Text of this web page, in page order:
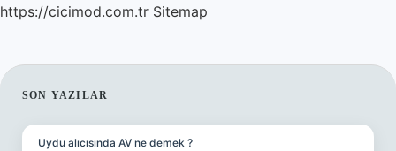
https://cicimod.com.tr Sitemap
SIDEBAR
SON YAZILAR
Uydu alıcısında AV ne demek ?